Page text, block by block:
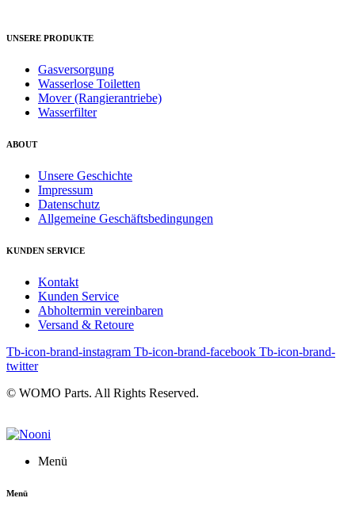
UNSERE PRODUKTE
Gasversorgung
Wasserlose Toiletten
Mover (Rangierantriebe)
Wasserfilter
ABOUT
Unsere Geschichte
Impressum
Datenschutz
Allgemeine Geschäftsbedingungen
KUNDEN SERVICE
Kontakt
Kunden Service
Abholtermin vereinbaren
Versand & Retoure
Tb-icon-brand-instagram Tb-icon-brand-facebook Tb-icon-brand-
twitter
© WOMO Parts. All Rights Reserved.
Menü
Menü